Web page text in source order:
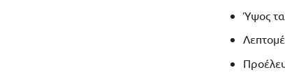
Ύψος